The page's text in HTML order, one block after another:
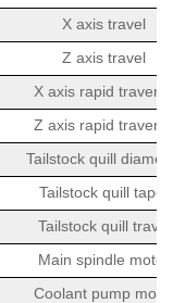
X axis travel
Z axis travel
X axis rapid
Z axis rapid
Tailstock quill
Tailstock quill taper
Tailstock quill travel
Main spindle motor
Coolant pump